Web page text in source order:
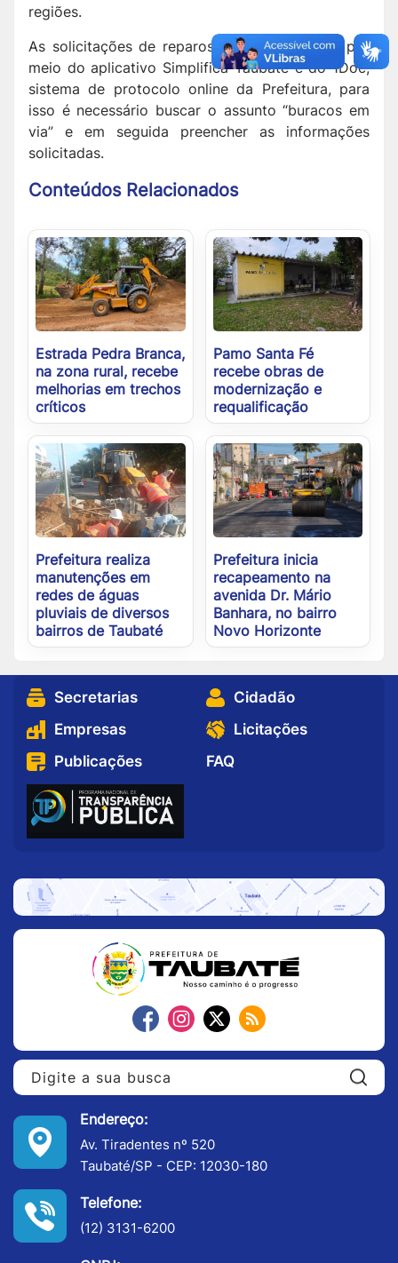
regiões.
As solicitações de reparos podem ser feitas por
meio do aplicativo Simplifica Taubaté e do 1Doc,
sistema de protocolo online da Prefeitura, para
isso é necessário buscar o assunto “buracos em
via” e em seguida preencher as informações
solicitadas.
Conteúdos Relacionados
Estrada Pedra Branca,
na zona rural, recebe
melhorias em trechos
críticos
Pamo Santa Fé
recebe obras de
modernização e
requalificação
Prefeitura realiza
manutenções em
redes de águas
pluviais de diversos
bairros de Taubaté
Prefeitura inicia
recapeamento na
avenida Dr. Mário
Banhara, no bairro
Novo Horizonte
Secretarias
Cidadão
Empresas
Licitações
Publicações
FAQ
Endereço:
Av. Tiradentes nº 520
Taubaté/SP - CEP: 12030-180
Telefone:
(12) 3131-6200